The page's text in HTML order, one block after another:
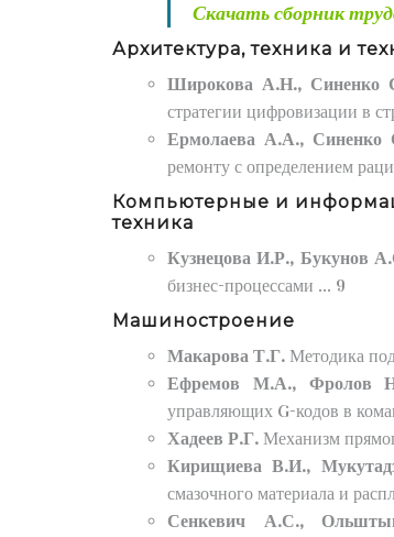
Скачать сборник
Архитектура, техника и
Широкова А.Н., Синенко
стратегии цифровизации в
Ермолаева А.А., Синенко
ремонту с определением
Компьютерные и
техника
Кузнецова И.Р., Букунов
бизнес-процессами ... 9
Машиностроение
Макарова Т.Г. Методика
Ефремов М.А., Фролов
управляющих G-кодов в
Хадеев Р.Г. Механизм
Кирищиева В.И.,
смазочного материала и
Сенкевич А.С.,